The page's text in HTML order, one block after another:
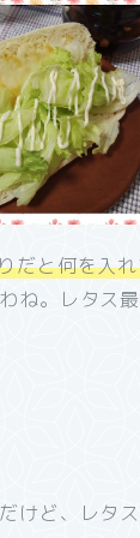
だと何を入
ね。レタス最
けど、レタ